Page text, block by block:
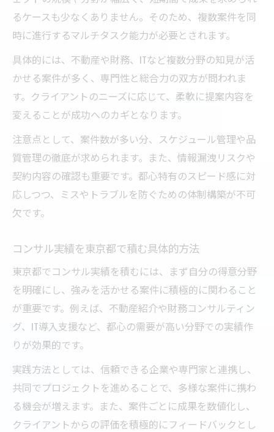
るケースも少なくありません。そのため、複数案件を同
時に進行するマルチタスク能力が必要とされます。
具体的には、不動産や財務、ITなど複数分野の知見が活
かせる案件が多く、専門性と総合力の双方が問われま
す。クライアントのニーズに応じて、柔軟に提案内容を
変えることが成功へのカギとなります。
注意点として、案件数が多い分、スケジュール管理や品
質管理の徹底が求められます。また、情報漏洩リスクや
契約内容の確認も重要です。都心特有のスピード感に対
応しつつ、ミスやトラブルを防ぐための体制構築が不可
欠です。
コンサル実績を東京都で積む具体的方法
東京都でコンサル実績を積むには、まず自分の得意分野
を明確にし、強みを活かせる案件に積極的に関わること
が重要です。例えば、不動産紹介や財務コンサルティン
グ、IT導入支援など、都心の需要が高い分野での実績作
りが効果的です。
実践方法としては、信頼できる企業や専門家と連携し、
共同でプロジェクトを進めることで、多様な案件に携わ
る機会が増えます。また、案件ごとに成果を数値化し、
クライアントからの評価を積極的にフィードバックとし